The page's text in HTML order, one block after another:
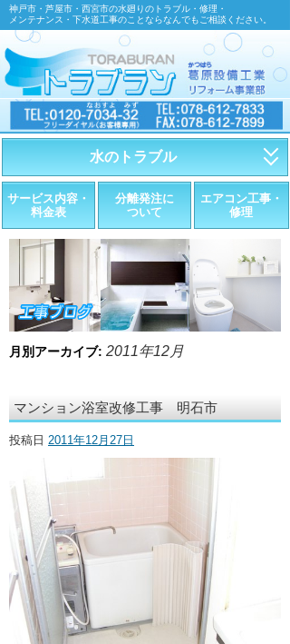
神戸市・芦屋市・西宮市の水廻りのトラブル・修理・
メンテナンス・下水道工事のことならなんでもご相談ください。
水のトラブル
・トイレが詰まったら
・トイレが漏れたら
・水道管が漏れたら
・排水が詰まったら
・ここに水栓がほしい
・水廻りメンテナンス
サービス内容・
料金表
分離発注に
ついて
エアコン工事・
修理
月別アーカイブ: 2011年12月
マンション浴室改修工事 明石市
投稿日 2011年12月27日